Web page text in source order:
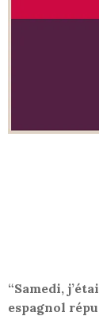
“Samedi,
espagnol